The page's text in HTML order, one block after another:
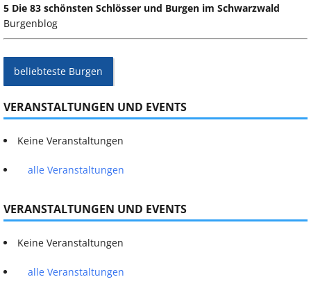
5 Die 83 schönsten Schlösser und Burgen im Schwarzwald
Burgenblog
beliebteste Burgen
VERANSTALTUNGEN UND EVENTS
Keine Veranstaltungen
alle Veranstaltungen
VERANSTALTUNGEN UND EVENTS
Keine Veranstaltungen
alle Veranstaltungen